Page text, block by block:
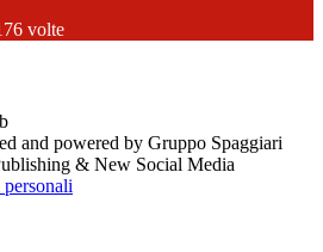
volte
and powered by Gruppo Spaggiari
& New Social Media